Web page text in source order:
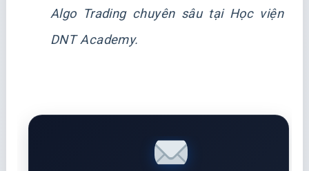
Algo Trading chuyên sâu tại Học viện
DNT Academy.